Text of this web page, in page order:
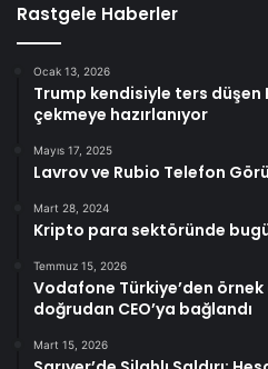
Rastgele Haberler
Ocak 13, 2026
Trump kendisiyle ters düşen
çekmeye hazırlanıyor
Mayıs 17, 2025
Lavrov ve Rubio Telefon
Mart 28, 2024
Kripto para sektöründe
Temmuz 15, 2026
Vodafone Türkiye’den
doğrudan CEO’ya bağlandı
Mart 15, 2026